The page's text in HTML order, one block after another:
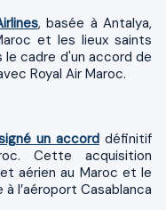
, basée à Antalya,
et les lieux saints
le cadre d'un accord de
Royal Air Maroc.
un accorddéfinitif
Cette acquisition
aérien au Maroc et le
l’aéroport Casablanca